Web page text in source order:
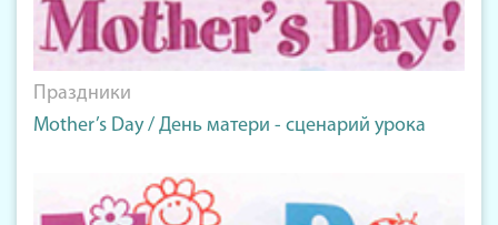
Праздники
Mother’s Day / День матери - сценарий урока